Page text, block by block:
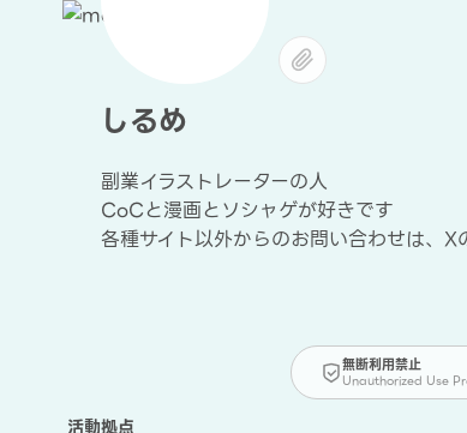
しるめ
副業イラストレーターの人
CoCと漫画とソシャゲが好きです
各種サイト以外からのお問い合わせは、X
無断利用禁止
Unauthorized Use
活動拠点